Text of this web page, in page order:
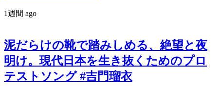
1週間 ago
泥だらけの靴で踏みしめる、絶望と夜
明け。現代日本を生き抜くためのプロ
テストソング #吉門瑠衣